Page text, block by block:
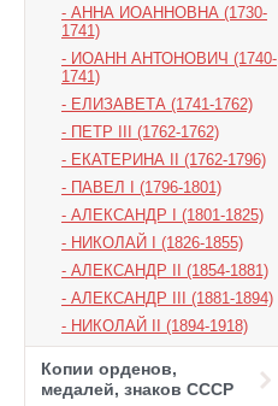
АННА ИОАННОВНА (1730-
1741)
ИОАНН АНТОНОВИЧ (1740-
1741)
ЕЛИЗАВЕТА (1741-1762)
ПЕТР III (1762-1762)
ЕКАТЕРИНА II (1762-1796)
ПАВЕЛ I (1796-1801)
АЛЕКСАНДР I (1801-1825)
НИКОЛАЙ I (1826-1855)
АЛЕКСАНДР II (1854-1881)
АЛЕКСАНДР III (1881-1894)
НИКОЛАЙ II (1894-1918)
Копии орденов,
медалей, знаков СССР